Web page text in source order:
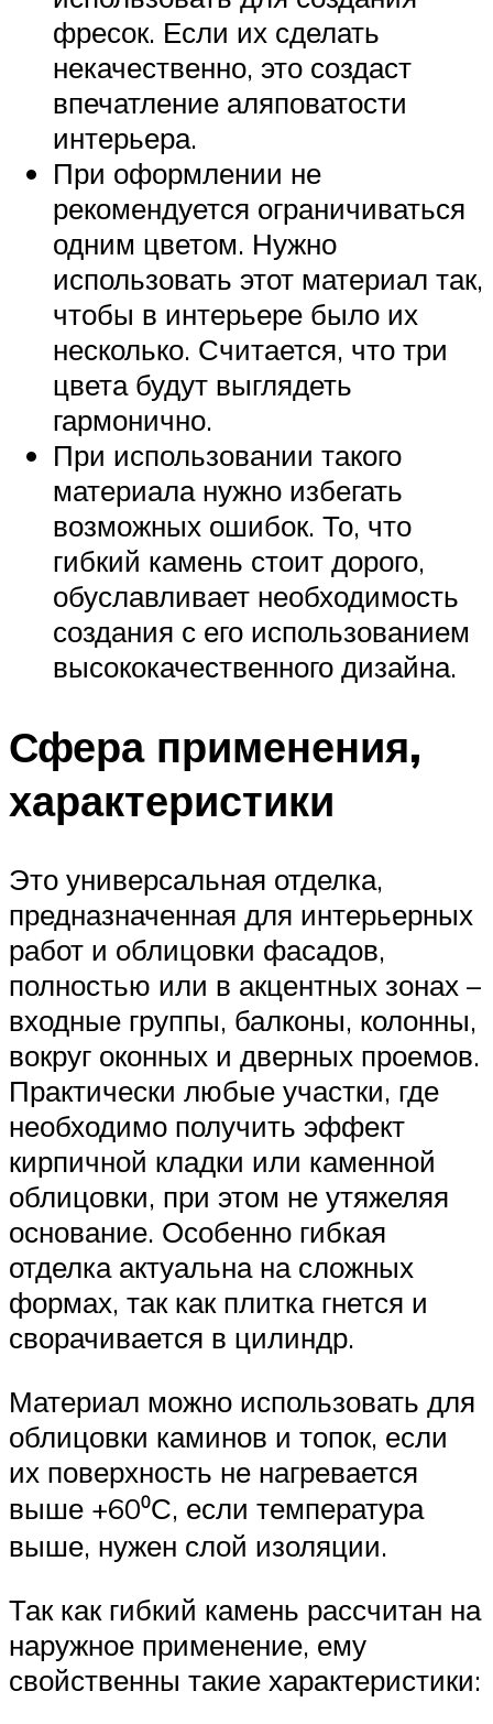
фресок. Если их сделать
некачественно, это создаст
впечатление аляповатости
интерьера.
При оформлении не
рекомендуется ограничиваться
одним цветом. Нужно
использовать этот материал так,
чтобы в интерьере было их
несколько. Считается, что три
цвета будут выглядеть
гармонично.
При использовании такого
материала нужно избегать
возможных ошибок. То, что
гибкий камень стоит дорого,
обуславливает необходимость
создания с его использованием
высококачественного дизайна.
Сфера применения,
характеристики
Это универсальная отделка,
предназначенная для интерьерных
работ и облицовки фасадов,
полностью или в акцентных зонах –
входные группы, балконы, колонны,
вокруг оконных и дверных проемов.
Практически любые участки, где
необходимо получить эффект
кирпичной кладки или каменной
облицовки, при этом не утяжеляя
основание. Особенно гибкая
отделка актуальна на сложных
формах, так как плитка гнется и
сворачивается в цилиндр.
Материал можно использовать для
облицовки каминов и топок, если
их поверхность не нагревается
выше +60⁰С, если температура
выше, нужен слой изоляции.
Так как гибкий камень рассчитан на
наружное применение, ему
свойственны такие характеристики: